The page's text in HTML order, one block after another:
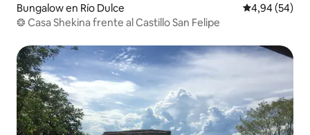
Bungalow en Río Dulce Calificación
4,94 (54)
❂ Casa Shekina frente al Castillo San Felipe